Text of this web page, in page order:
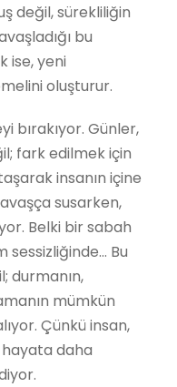
değil, sürekliliğin
bu
ise, yeni
oluşturur.
bırakıyor. Günler,
fark edilmek için
insanın içine
susarken,
Belki bir sabah
sessizliğinde… Bu
durmanın,
mümkün
Çünkü insan,
hayata daha